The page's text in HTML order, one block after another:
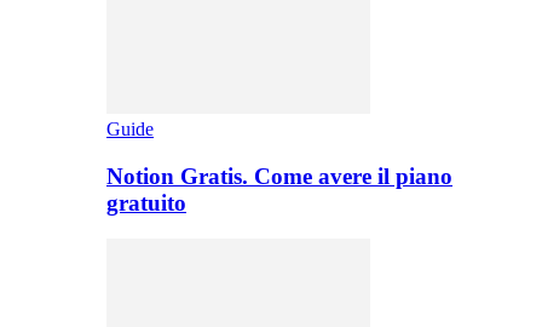
Guide
Notion Gratis. Come avere il piano
gratuito